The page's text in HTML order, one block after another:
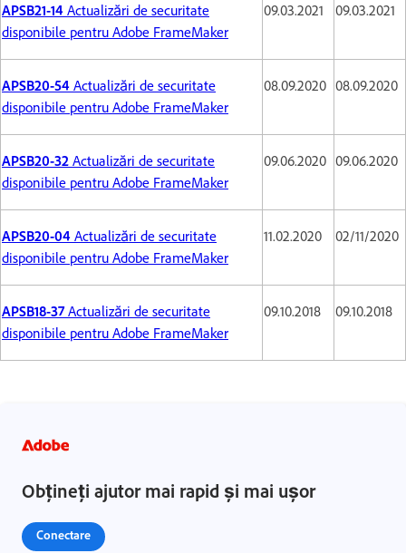
APSB21-14 Actualizări de securitate
disponibile pentru Adobe FrameMaker
09.03.2021 09.03.2021
APSB20-54 Actualizări de securitate
disponibile pentru Adobe FrameMaker
08.09.2020 08.09.2020
APSB20-32 Actualizări de securitate
disponibile pentru Adobe FrameMaker
09.06.2020 09.06.2020
APSB20-04 Actualizări de securitate
disponibile pentru Adobe FrameMaker
11.02.2020 02/11/2020
APSB18-37Actualizări de securitate
disponibile pentru Adobe FrameMaker
09.10.2018 09.10.2018
Obțineți ajutor mai rapid și mai ușor
Conectare